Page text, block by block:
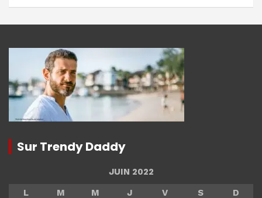
Sur Trendy Daddy
JUIN 2022
L
M M J V S
D